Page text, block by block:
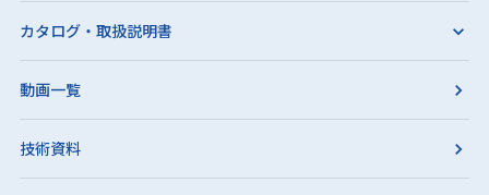
カタログ・取扱説明書
動画一覧
技術資料